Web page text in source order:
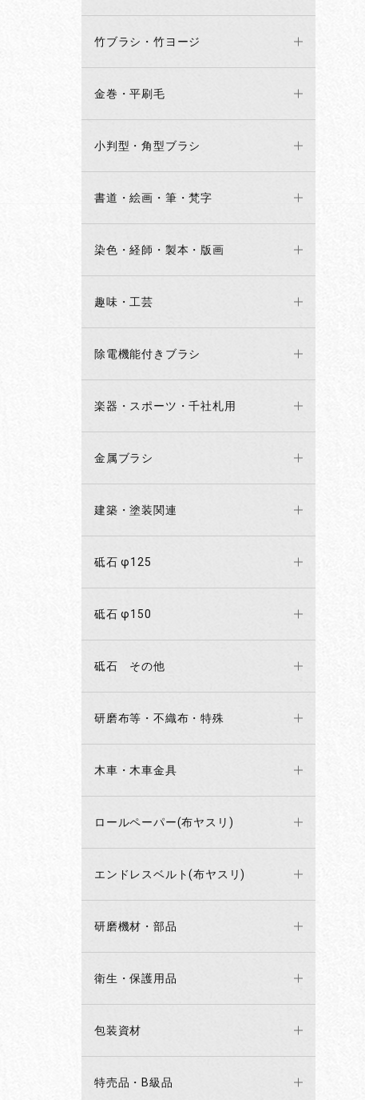
竹ブラシ・竹ヨージ
金巻・平刷毛
小判型・角型ブラシ
書道・絵画・筆・梵字
染色・経師・製本・版画
趣味・工芸
除電機能付きブラシ
楽器・スポーツ・千社札用
金属ブラシ
建築・塗装関連
砥石 φ125
砥石 φ150
砥石 その他
研磨布等・不織布・特殊
木車・木車金具
ロールペーパー(布ヤスリ)
エンドレスベルト(布ヤスリ)
研磨機材・部品
衛生・保護用品
包装資材
特売品・B級品